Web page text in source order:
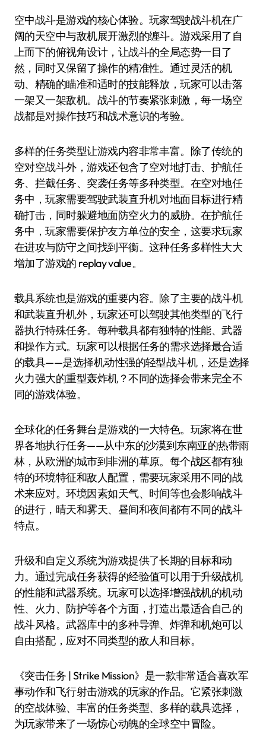
空中战斗是游戏的核心体验。玩家驾驶战斗机在广
阔的天空中与敌机展开激烈的缠斗。游戏采用了自
上而下的俯视角设计，让战斗的全局态势一目了
然，同时又保留了操作的精准性。通过灵活的机
动、精确的瞄准和适时的技能释放，玩家可以击落
一架又一架敌机。战斗的节奏紧张刺激，每一场空
战都是对操作技巧和战术意识的考验。
多样的任务类型让游戏内容非常丰富。除了传统的
空对空战斗外，游戏还包含了空对地打击、护航任
务、拦截任务、突袭任务等多种类型。在空对地任
务中，玩家需要驾驶武装直升机对地面目标进行精
确打击，同时躲避地面防空火力的威胁。在护航任
务中，玩家需要保护友方单位的安全，这要求玩家
在进攻与防守之间找到平衡。这种任务多样性大大
增加了游戏的 replay value。
载具系统也是游戏的重要内容。除了主要的战斗机
和武装直升机外，玩家还可以驾驶其他类型的飞行
器执行特殊任务。每种载具都有独特的性能、武器
和操作方式。玩家可以根据任务的需求选择最合适
的载具——是选择机动性强的轻型战斗机，还是选择
火力强大的重型轰炸机？不同的选择会带来完全不
同的游戏体验。
全球化的任务舞台是游戏的一大特色。玩家将在世
界各地执行任务——从中东的沙漠到东南亚的热带雨
林，从欧洲的城市到非洲的草原。每个战区都有独
特的环境特征和敌人配置，需要玩家采用不同的战
术来应对。环境因素如天气、时间等也会影响战斗
的进行，晴天和雾天、昼间和夜间都有不同的战斗
特点。
升级和自定义系统为游戏提供了长期的目标和动
力。通过完成任务获得的经验值可以用于升级战机
的性能和武器系统。玩家可以选择增强战机的机动
性、火力、防护等各个方面，打造出最适合自己的
战斗风格。武器库中的多种导弹、炸弹和机炮可以
自由搭配，应对不同类型的敌人和目标。
《突击任务 | Strike Mission》是一款非常适合喜欢军
事动作和飞行射击游戏的玩家的作品。它紧张刺激
的空战体验、丰富的任务类型、多样的载具选择，
为玩家带来了一场惊心动魄的全球空中冒险。